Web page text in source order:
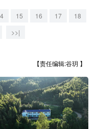
河北 山西
上海 江苏
福建 江西
15 16 17
18
>>|
【责任编辑:谷玥 】